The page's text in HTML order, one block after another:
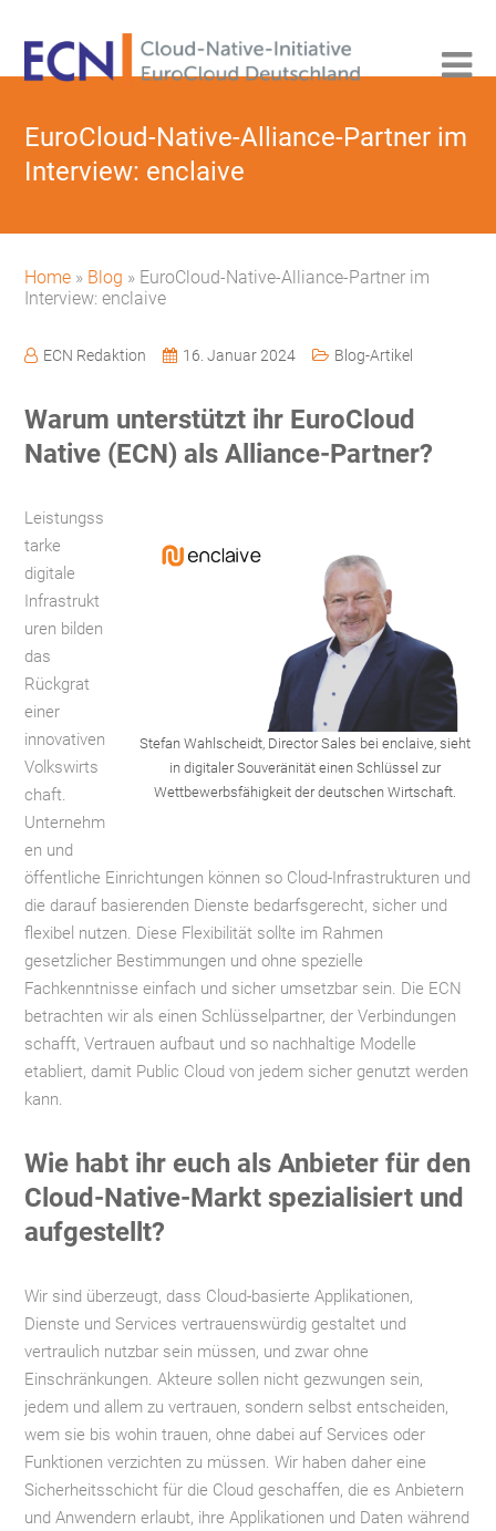
EuroCloud-Native-Alliance-Partner im
Interview: enclaive
Home » Blog » EuroCloud-Native-Alliance-Partner im
Interview: enclaive
ECN Redaktion 16. Januar 2024 Blog-Artikel
Warum unterstützt ihr EuroCloud
Native (ECN) als Alliance-Partner?
Stefan Wahlscheidt, Director Sales bei enclaive, sieht
in digitaler Souveränität einen Schlüssel zur
Wettbewerbsfähigkeit der deutschen Wirtschaft.
Leistungss
tarke
digitale
Infrastrukt
uren bilden
das
Rückgrat
einer
innovativen
Volkswirts
chaft.
Unternehm
en und
öffentliche Einrichtungen können so Cloud-Infrastrukturen und
die darauf basierenden Dienste bedarfsgerecht, sicher und
flexibel nutzen. Diese Flexibilität sollte im Rahmen
gesetzlicher Bestimmungen und ohne spezielle
Fachkenntnisse einfach und sicher umsetzbar sein. Die ECN
betrachten wir als einen Schlüsselpartner, der Verbindungen
schafft, Vertrauen aufbaut und so nachhaltige Modelle
etabliert, damit Public Cloud von jedem sicher genutzt werden
kann.
Wie habt ihr euch als Anbieter für den
Cloud-Native-Markt spezialisiert und
aufgestellt?
Wir sind überzeugt, dass Cloud-basierte Applikationen,
Dienste und Services vertrauenswürdig gestaltet und
vertraulich nutzbar sein müssen, und zwar ohne
Einschränkungen. Akteure sollen nicht gezwungen sein,
jedem und allem zu vertrauen, sondern selbst entscheiden,
wem sie bis wohin trauen, ohne dabei auf Services oder
Funktionen verzichten zu müssen. Wir haben daher eine
Sicherheitsschicht für die Cloud geschaffen, die es Anbietern
und Anwendern erlaubt, ihre Applikationen und Daten während